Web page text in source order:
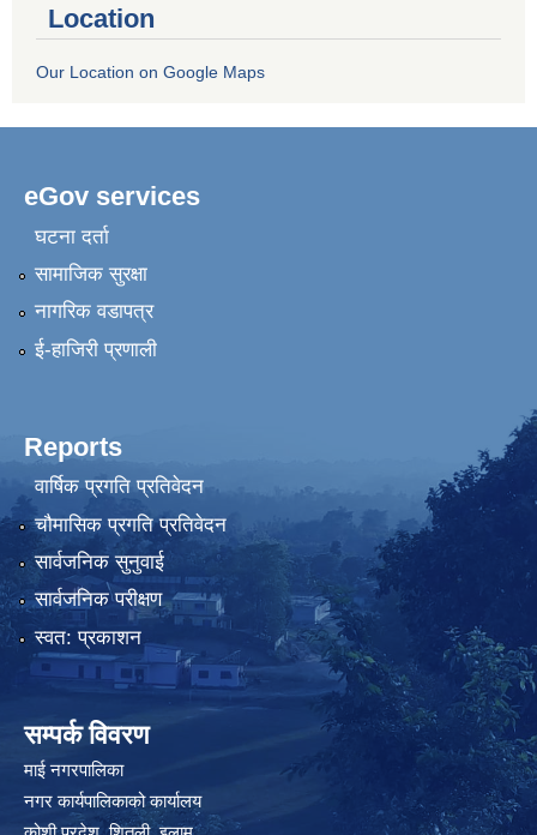
Location
Our Location on Google Maps
eGov services
घटना दर्ता
सामाजिक सुरक्षा
नागरिक वडापत्र
ई-हाजिरी प्रणाली
Reports
वार्षिक प्रगति प्रतिवेदन
चौमासिक प्रगति प्रतिवेदन
सार्वजनिक सुनुवाई
सार्वजनिक परीक्षण
स्वत: प्रकाशन
सम्पर्क विवरण
माई नगरपालिका
नगर कार्यपालिकाको कार्यालय